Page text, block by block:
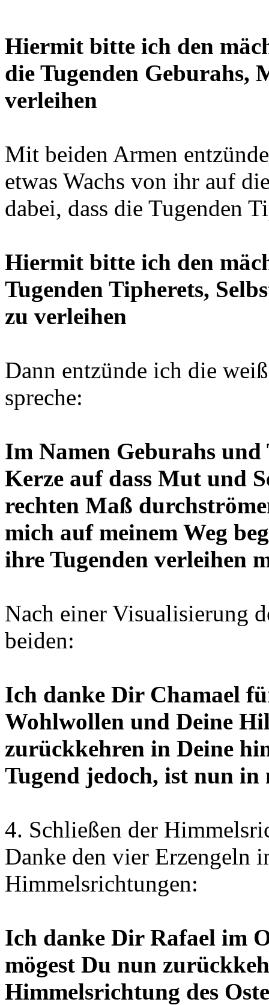
Hiermit bitte ich den
die Tugenden Geburahs,
verleihen
Mit beiden Armen
etwas Wachs von ihr auf
dabei, dass die Tugenden
Hiermit bitte ich den
Tugenden Tipherets,
zu verleihen
Dann entzünde ich die
spreche:
Im Namen Geburahs und
Kerze auf dass Mut und
rechten Maß
mich auf meinem Weg
ihre Tugenden verleihen
Nach einer Visualisierung
beiden:
Ich danke Dir Chamael
Wohlwollen und Deine
zurückkehren in Deine
Tugend jedoch, ist nun in
4. Schließen der
Danke den vier Erzengeln
Himmelsrichtungen:
Ich danke Dir Rafael im
mögest Du nun
Himmelsrichtung des